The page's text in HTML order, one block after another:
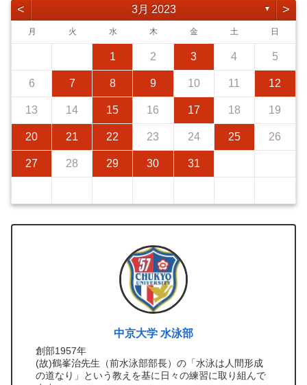
< 3月 2023 ▼ >
月 火 水 木 金 土 日
1 2 3 4 5
6 7 8 9 10 11 12
13 14 15 16 17 18 19
20 21 22 23 24 25 26
27 28 29 30 31
中京大学 水泳部
創部1957年
(故)鶴峯治先生（前水泳部部長）の「水泳は人間形成
の道なり」という教えを基に日々の練習に取り組んで